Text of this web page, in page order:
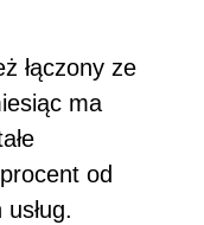
łączony ze
ma
od